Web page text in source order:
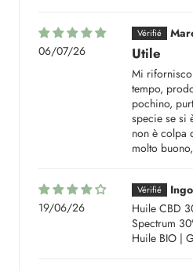
06/07/26 Utile
Mi
tempo,
pochino,
specie se si
non è colpa
molto
19/06/26
Huile CBD
Spectrum
Huile BIO |